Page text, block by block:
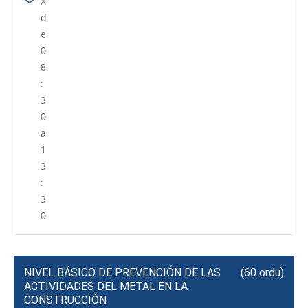
d
e
0
8
:
3
0
a
1
3
:
3
0
NIVEL BÁSICO DE PREVENCIÓN DE LAS
ACTIVIDADES DEL METAL EN LA
CONSTRUCCIÓN
(60 ordu)